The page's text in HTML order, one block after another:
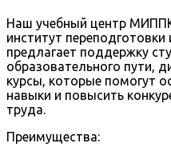
Наш учебный центр
институт
предлагает поддержку
образовательного пути,
курсы, которые помогут
навыки и повысить
труда.
Преимущества: